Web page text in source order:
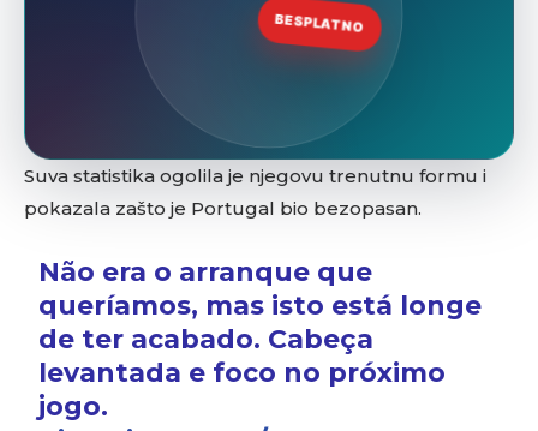
Suva statistika ogolila je njegovu trenutnu formu i
pokazala zašto je Portugal bio bezopasan.
Não era o arranque que
queríamos, mas isto está longe
de ter acabado. Cabeça
levantada e foco no próximo
jogo.